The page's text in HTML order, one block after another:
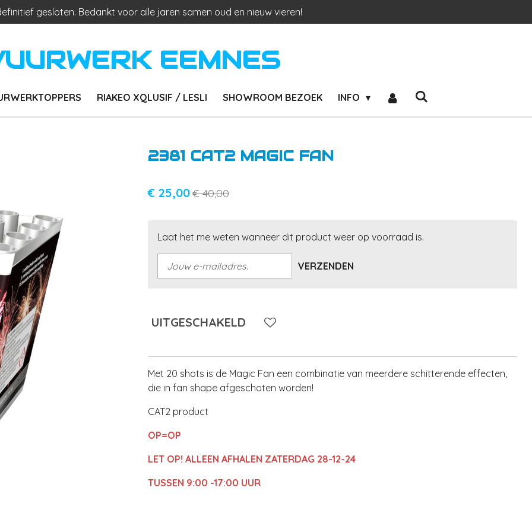
gesloten. Bedankt voor alle jaren samen oud en nieuw vieren!
EEMNES
RIAKEO XQLUSIF / LESLI SHOWROOM BEZOEK INFO
2381 CAT2 MAGIC FAN
€ 25,00€ 40,00
Laat het me weten wanneer dit product weer op voorraad is.
VERZENDEN
UITGESCHAKELD
Met 20 shots is de Magic Fan een combinatie van meerdere schitterende effecten,
die in fan shape afgeschoten worden!
CAT2 product
OP=OP
LET OP! ALLEEN AFHALEN ZATERDAG 28-12-24
TUSSEN 9:00 -17:00 UUR